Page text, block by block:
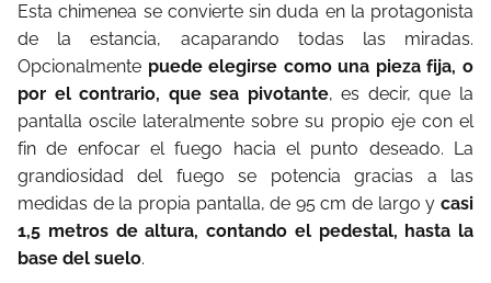
Esta chimenea se convierte sin duda en la protagonista
de la estancia, acaparando todas las miradas.
Opcionalmente puede elegirse como una pieza fija, o
por el contrario, que sea pivotante, es decir, que la
pantalla oscile lateralmente sobre su propio eje con el
fin de enfocar el fuego hacia el punto deseado. La
grandiosidad del fuego se potencia gracias a las
medidas de la propia pantalla, de 95 cm de largo y casi
1,5 metros de altura, contando el pedestal, hasta la
base del suelo.